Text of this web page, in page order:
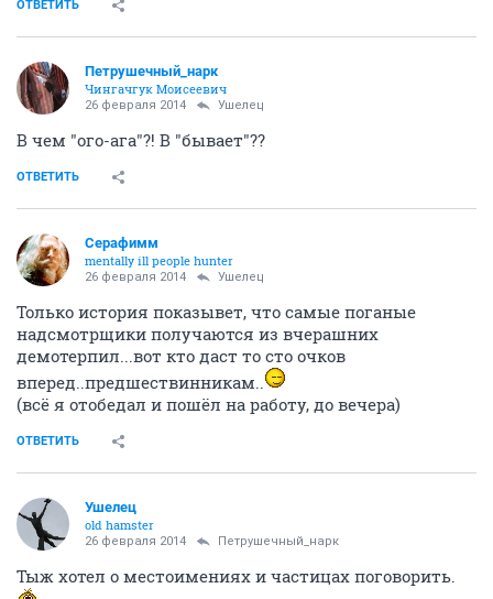
ОТВЕТИТЬ
Петрушечный_нарк
Чингачгук Моисеевич
26 февраля 2014 Ушелец
В чем "ого-ага"?! В "бывает"??
ОТВЕТИТЬ
Серафимм
mentally ill people hunter
26 февраля 2014 Ушелец
Только история показывет, что самые поганые
надсмотрщики получаются из вчерашних
демотерпил...вот кто даст то сто очков
вперед..предшествинникам..
(всё я отобедал и пошёл на работу, до вечера)
ОТВЕТИТЬ
Ушелец
old hamster
26 февраля 2014 Петрушечный_нарк
Тыж хотел о местоимениях и частицах поговорить.